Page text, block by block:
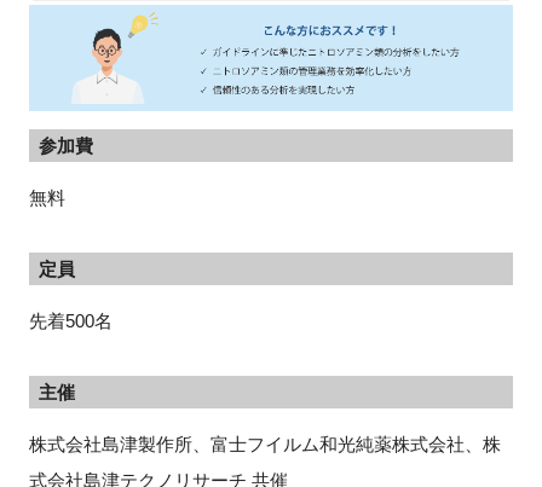
参加費
無料
定員
先着500名
主催
株式会社島津製作所、富士フイルム和光純薬株式会社、株
式会社島津テクノリサーチ 共催